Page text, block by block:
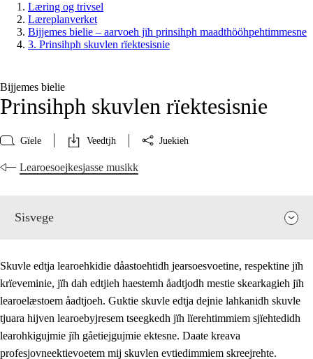
Læring og trivsel
Læreplanverket
Bijjemes bielie – aarvoeh jïh prinsihph maadthööhpehtimmesne
3. Prinsihph skuvlen rïektesisnie
Bijjemes bielie
Prinsihph skuvlen rïektesisnie
Gïele Veedtjh Juekieh
Learoesoejkesjasse musikk
Sisvege
Skuvle edtja learoehkidie dåastoehtidh jearsoesvoetine, respektine jïh
krïeveminie, jïh dah edtjieh haestemh åadtjodh mestie skearkagieh jïh
learoelæstoem åadtjoeh. Guktie skuvle edtja dejnie lahkanidh skuvle
tjuara hijven learoebyjresem tseegkedh jïh lïerehtimmiem sjïehtedidh
learohkigujmie jïh gåetiejgujmie ektesne. Daate kreava
profesjovneektievoetem mij skuvlen evtiedimmiem skreejrehte.